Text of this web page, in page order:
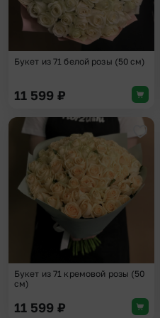
Букет из 71 белой розы (50 см)
11 599 ₽
Букет из 71 кремовой розы (50
см)
11 599 ₽